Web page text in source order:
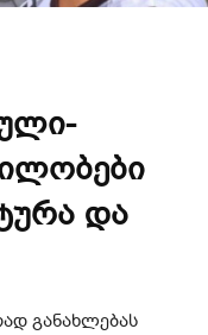
და
განახლებას